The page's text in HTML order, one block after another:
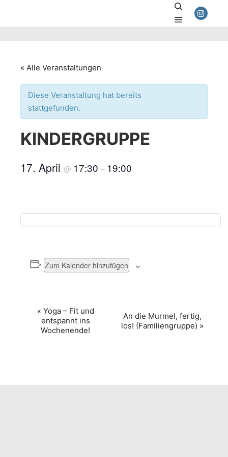
Suchen
« Alle Veranstaltungen
Diese Veranstaltung hat bereits
stattgefunden.
KINDERGRUPPE
17. April @ 17:30 – 19:00
Zum Kalender hinzufügen
VERANSTALTUNG-
NAVIGATION
« Yoga – Fit und
entspannt ins
Wochenende!
An die Murmel, fertig,
los! (Familiengruppe) »